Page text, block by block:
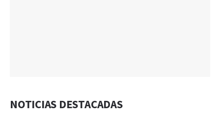
NOTICIAS DESTACADAS